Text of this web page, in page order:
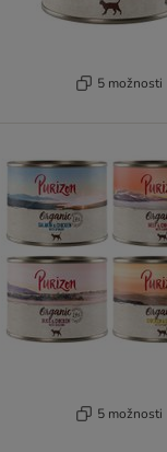
5 možnosti
5 možnosti